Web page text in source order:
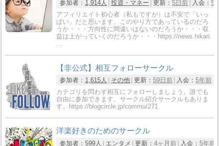
参加者： 1,914人 投資・マネー 更新： 5日前 入会： 5
アフィリエイト初心者（私もですが）は不安で「いっ
ぱい」だと思います。このやり方であっているのだろ
うか・・・方向性に間違いはないのだろうか・・・収
益は上がっていくのだろうか・・・https://news.hikari.
【非公式】相互フォローサークル
参加者： 1,615人 その他 更新： 59日前 入会： 5年前
カテゴリを問わず相互にフォローしましょう。誰でも
自由に参加できます。サークル紹介サークルもありま
す。https://blogcircle.jp/commu/271
洋楽好きのためのサークル
参加者： 599人 エンタメ 更新： 4ヶ月前 入会： 5年前